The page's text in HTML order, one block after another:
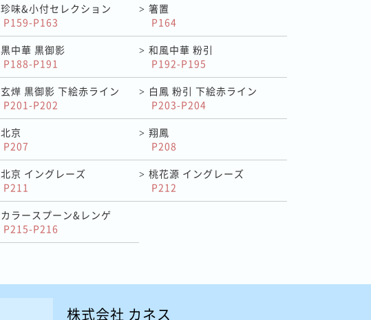
珍味&小付セレクション
P159-P163
> 箸置
P164
黒中華 黒御影
P188-P191
> 和風中華 粉引
P192-P195
玄燁 黒御影 下絵赤ライン
P201-P202
> 白鳳 粉引 下絵赤ライン
P203-P204
北京
P207
> 翔鳳
P208
北京 イングレーズ
P211
> 桃花源 イングレーズ
P212
カラースプーン&レンゲ
P215-P216
株式会社 カネス